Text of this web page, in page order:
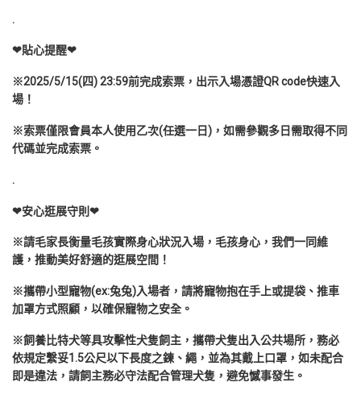
.
❤貼心提醒❤
※2025/5/15(四) 23:59前完成索票，出示入場憑證QR code快速入
場！
※索票僅限會員本人使用乙次(任選一日)，如需參觀多日需取得不同
代碼並完成索票。
.
❤安心逛展守則❤
※請毛家長衡量毛孩實際身心狀況入場，毛孩身心，我們一同維
護，推動美好舒適的逛展空間！
※攜帶小型寵物(ex:兔兔)入場者，請將寵物抱在手上或提袋、推車
加罩方式照顧，以確保寵物之安全。
※飼養比特犬等具攻擊性犬隻飼主，攜帶犬隻出入公共場所，務必
依規定繫妥1.5公尺以下長度之鍊、繩，並為其戴上口罩，如未配合
即是違法，請飼主務必守法配合管理犬隻，避免憾事發生。